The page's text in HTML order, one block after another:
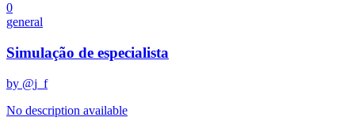
0
general
Simulação de especialista
by @j_f
No description available